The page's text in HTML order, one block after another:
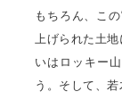
もちろん、こ
上げられた土
いはロッキー
う。そして、